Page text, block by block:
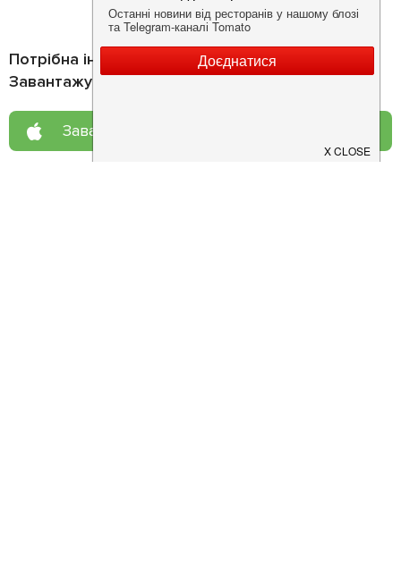
Потрібна інформація про заклад?
Завантажуйте додаток!
Завантажте у